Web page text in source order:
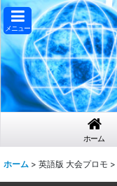
メニュー
ホーム
ホーム > 英語版 大会プロモ >